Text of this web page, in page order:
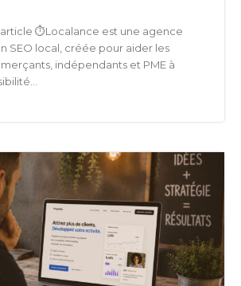
⏱️Localance est une agence
SEO local, créée pour aider les
indépendants et PME à